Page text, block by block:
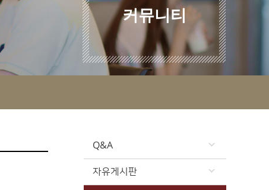
커뮤니티
Q&A
자유게시판